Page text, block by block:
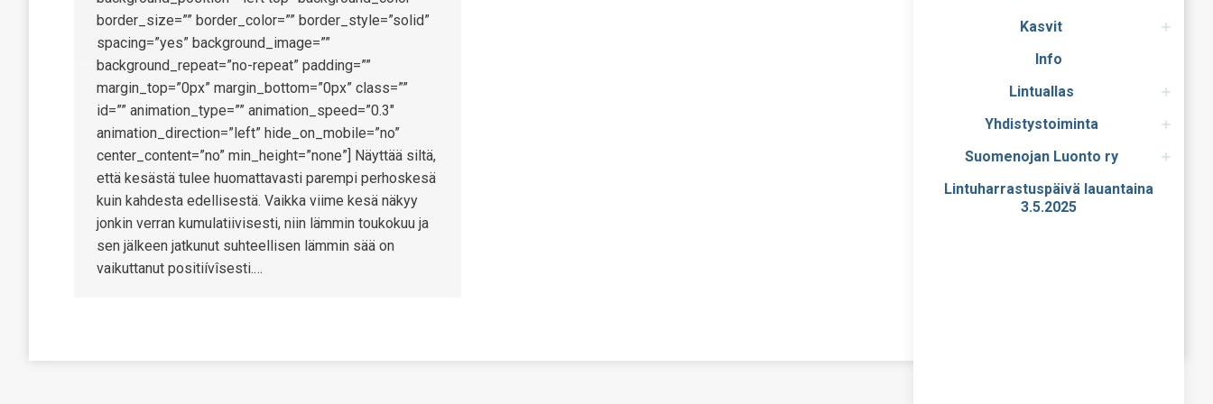
Kasvit
Info
Lintuallas
Yhdistystoiminta
Suomenojan Luonto ry
Lintuharrastuspäivä lauantaina
3.5.2025
border_size=”” border_color=”” border_style=”solid”
spacing=”yes” background_image=””
background_repeat=”no-repeat” padding=””
margin_top=”0px” margin_bottom=”0px” class=””
id=”” animation_type=”” animation_speed=”0.3″
animation_direction=”left” hide_on_mobile=”no”
center_content=”no” min_height=”none”] Näyttää siltä,
että kesästä tulee huomattavasti parempi perhoskesä
kuin kahdesta edellisestä. Vaikka viime kesä näkyy
jonkin verran kumulatiivisesti, niin lämmin toukokuu ja
sen jälkeen jatkunut suhteellisen lämmin sää on
vaikuttanut positiívîsesti.…